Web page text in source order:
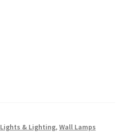
Lights & Lighting, Wall Lamps